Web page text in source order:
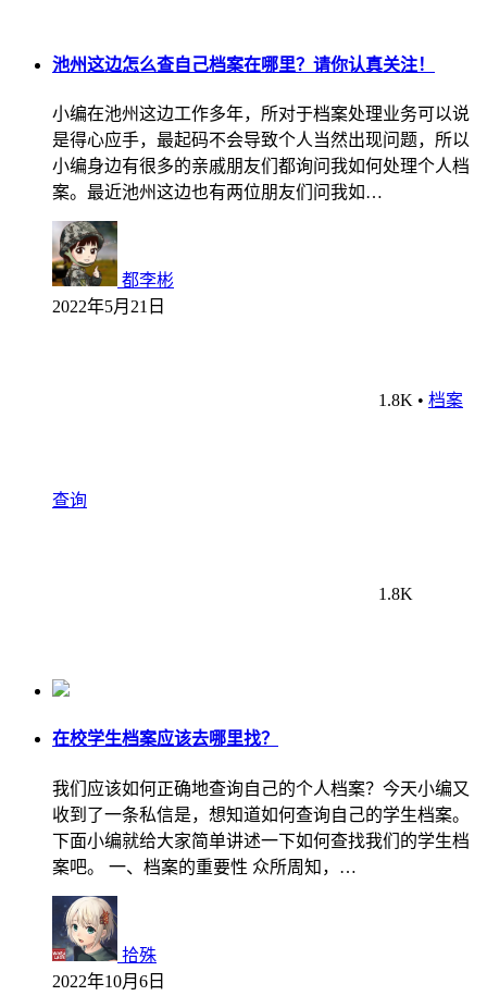
池州这边怎么查自己档案在哪里？请你认真关注！
小编在池州这边工作多年，所对于档案处理业务可以说
是得心应手，最起码不会导致个人当然出现问题，所以
小编身边有很多的亲戚朋友们都询问我如何处理个人档
案。最近池州这边也有两位朋友们问我如…
都李彬
2022年5月21日
1.8K • 档案
查询
1.8K
在校学生档案应该去哪里找？
我们应该如何正确地查询自己的个人档案？今天小编又
收到了一条私信是，想知道如何查询自己的学生档案。
下面小编就给大家简单讲述一下如何查找我们的学生档
案吧。 一、档案的重要性 众所周知，…
拾殊
2022年10月6日